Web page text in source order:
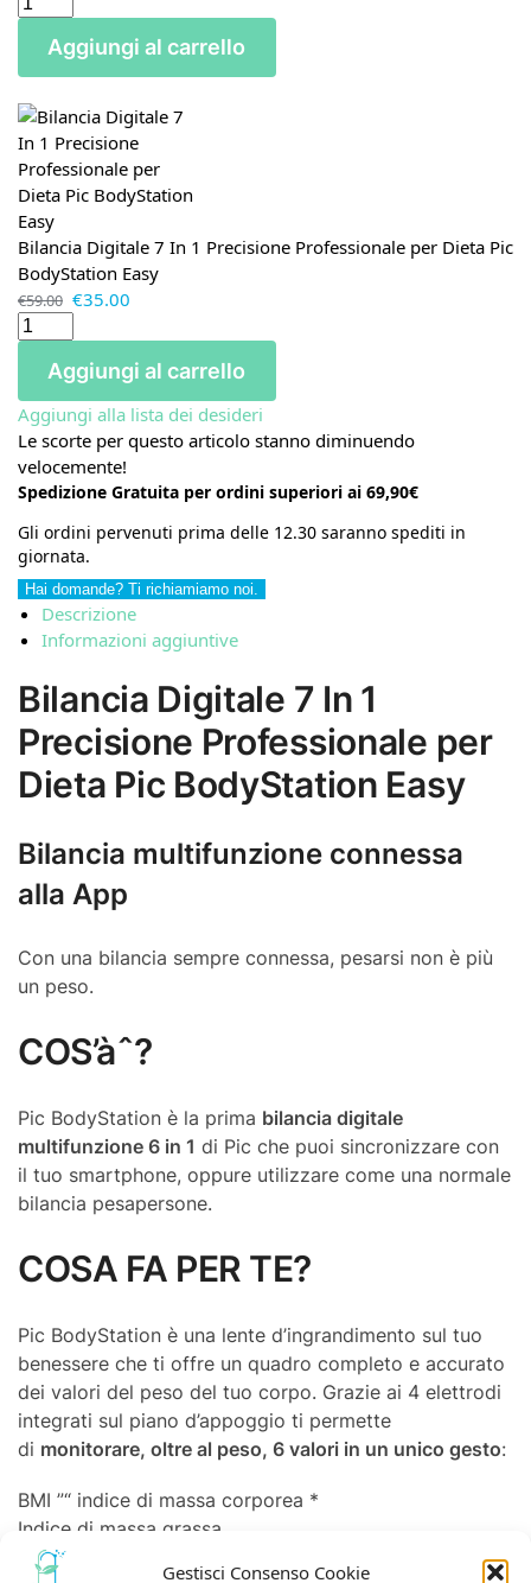
Gestisci Consenso Cookie
Aggiungi al carrello
Bilancia Digitale 7 In 1 Precisione Professionale per Dieta Pic
BodyStation Easy
€59.00 €35.00
Aggiungi al carrello
Aggiungi alla lista dei desideri
Le scorte per questo articolo stanno diminuendo
velocemente!
Spedizione Gratuita per ordini superiori ai 69,90€
Gli ordini pervenuti prima delle 12.30 saranno spediti in
giornata.
Hai domande? Ti richiamiamo noi.
Descrizione
Informazioni aggiuntive
Bilancia Digitale 7 In 1
Precisione Professionale per
Dieta Pic BodyStation Easy
Bilancia multifunzione connessa
alla App
Con una bilancia sempre connessa, pesarsi non è più
un peso.
COS’àˆ?
Pic BodyStation è la prima bilancia digitale
multifunzione 6 in 1 di Pic che puoi sincronizzare con
il tuo smartphone, oppure utilizzare come una normale
bilancia pesapersone.
COSA FA PER TE?
Pic BodyStation è una lente d’ingrandimento sul tuo
benessere che ti offre un quadro completo e accurato
dei valori del peso del tuo corpo. Grazie ai 4 elettrodi
integrati sul piano d’appoggio ti permette
di monitorare, oltre al peso, 6 valori in un unico gesto:
BMI ”“ indice di massa corporea *
Indice di massa grassa
Indice di massa muscolare